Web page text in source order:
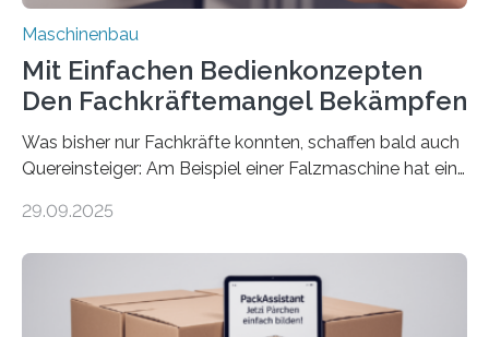
Maschinenbau
Mit Einfachen Bedienkonzepten
Den Fachkräftemangel Bekämpfen
Was bisher nur Fachkräfte konnten, schaffen bald auch
Quereinsteiger: Am Beispiel einer Falzmaschine hat ein
Mensch-Maschine-Schnittstelle so sehr vereinfacht,
Die zugrunde liegende Methodik lässt sich auf alle
anderen Maschinen übertragen. Eine Falzmaschine
umzurüsten ist ein Job für echte Profis. Eine solche
29.09.2025